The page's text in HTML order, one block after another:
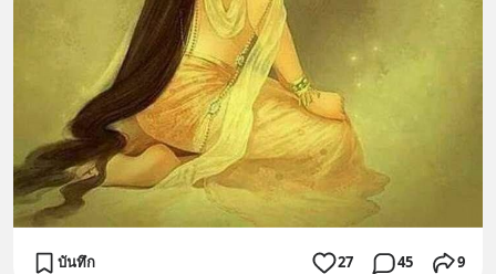
บันทึก 27 45 9